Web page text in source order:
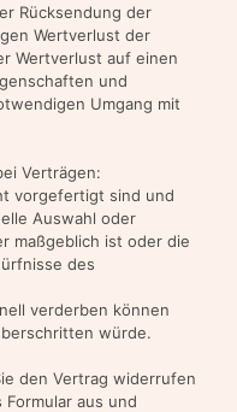
Rücksendung der
Wertverlust der
Wertverlust auf einen
und
Umgang mit
Verträgen:
vorgefertigt sind und
Auswahl oder
maßgeblich ist oder die
des
verderben können
würde.
den Vertrag widerrufen
aus und